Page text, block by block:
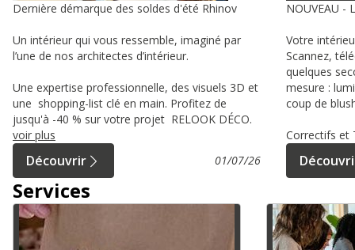
Dernière démarque des soldes d'été Rhinov
Un intérieur qui vous ressemble, imaginé par
l’une de nos architectes d’intérieur.
Une expertise professionnelle, des visuels 3D et
une shopping-list clé en main. Profitez de
jusqu'à -40 % sur votre projet RELOOK DÉCO.
voir plus
Découvrir 01/07/26
NOUVEAU -
Votre
Scannez,
quelques
mesure :
coup de
Correctifs et
Services